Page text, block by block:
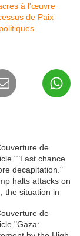
à l'œuvre
de Paix